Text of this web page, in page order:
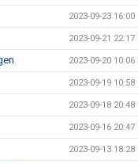
2023-09-23 16:00
2023-09-21 22:17
2023-09-20 10:06
2023-09-19 10:58
2023-09-18 20:48
2023-09-16 20:47
2023-09-13 18:28